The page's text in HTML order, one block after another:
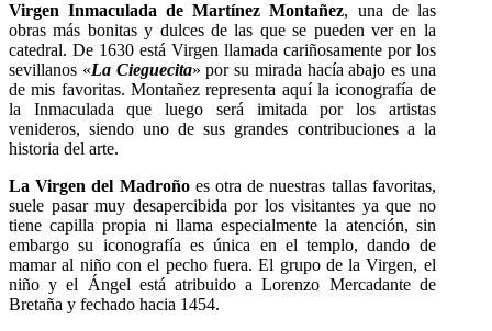
Virgen Inmaculada de Martínez Montañez, una de las
obras más bonitas y dulces de las que se pueden ver en la
catedral. De 1630 está Virgen llamada cariñosamente por los
sevillanos «La Cieguecita» por su mirada hacía abajo es una
de mis favoritas. Montañez representa aquí la iconografía de
la Inmaculada que luego será imitada por los artistas
venideros, siendo uno de sus grandes contribuciones a la
historia del arte.
La Virgen del Madroñoes otra de nuestras tallas favoritas,
suele pasar muy desapercibida por los visitantes ya que no
tiene capilla propia ni llama especialmente la atención, sin
embargo su iconografía es única en el templo, dando de
mamar al niño con el pecho fuera. El grupo de la Virgen, el
niño y el Ángel está atribuido a Lorenzo Mercadante de
Bretaña y fechado hacia 1454.